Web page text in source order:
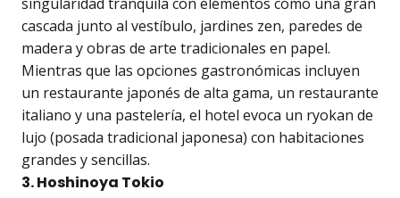
cascada junto al vestíbulo, jardines zen, paredes de
madera y obras de arte tradicionales en papel.
Mientras que las opciones gastronómicas incluyen
un restaurante japonés de alta gama, un restaurante
italiano y una pastelería, el hotel evoca un ryokan de
lujo (posada tradicional japonesa) con habitaciones
grandes y sencillas.
3. Hoshinoya Tokio